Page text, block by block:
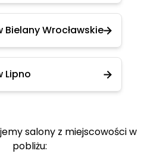
Bielany Wrocławskie
Lipno
salony z miejscowości w
pobliżu: